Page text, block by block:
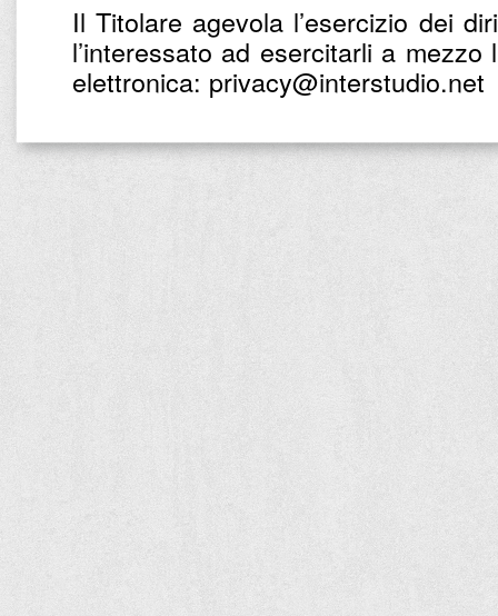
Il Titolare agevola l’esercizio dei
l’interessato ad esercitarli a
elettronica: privacy@interstudio.net